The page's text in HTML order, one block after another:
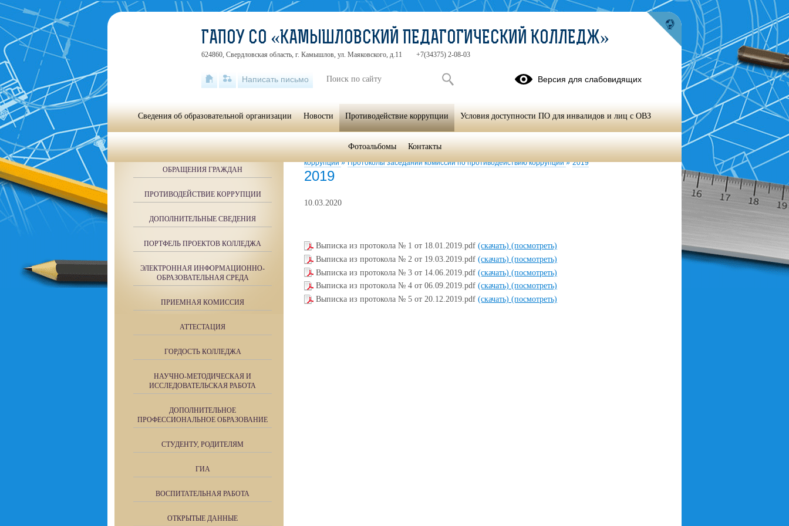
Противодействие коррупции»
коррупции» Протоколы заседаний комиссии по противодействию коррупции» 2019
2019
10.03.2020
Выписка из протокола № 1 от 18.01.2019.pdf (скачать) (посмотреть)
Выписка из протокола № 2 от 19.03.2019.pdf (скачать) (посмотреть)
Выписка из протокола № 3 от 14.06.2019.pdf (скачать) (посмотреть)
Выписка из протокола № 4 от 06.09.2019.pdf (скачать) (посмотреть)
Выписка из протокола № 5 от 20.12.2019.pdf (скачать) (посмотреть)
ОБРАЩЕНИЯ ГРАЖДАН
ПРОТИВОДЕЙСТВИЕ КОРРУПЦИИ
ДОПОЛНИТЕЛЬНЫЕ СВЕДЕНИЯ
ПОРТФЕЛЬ ПРОЕКТОВ КОЛЛЕДЖА
ЭЛЕКТРОННАЯ ИНФОРМАЦИОННО-
ОБРАЗОВАТЕЛЬНАЯ СРЕДА
ПРИЕМНАЯ КОМИССИЯ
АТТЕСТАЦИЯ
ГОРДОСТЬ КОЛЛЕДЖА
НАУЧНО-МЕТОДИЧЕСКАЯ И
ИССЛЕДОВАТЕЛЬСКАЯ РАБОТА
ДОПОЛНИТЕЛЬНОЕ
ПРОФЕССИОНАЛЬНОЕ ОБРАЗОВАНИЕ
СТУДЕНТУ, РОДИТЕЛЯМ
ГИА
ВОСПИТАТЕЛЬНАЯ РАБОТА
ОТКРЫТЫЕ ДАННЫЕ
ГАПОУ СО «КАМЫШЛОВСКИЙ ПЕДАГОГИЧЕСКИЙ КОЛЛЕДЖ»
624860, Свердловская область, г. Камышлов, ул. Маяковского, д.11 +7(34375) 2-08-03
Написать письмо Версия для слабовидящих
Сведения об образовательной организации Новости Противодействие коррупции Условия доступности ПО для инвалидов и лиц с ОВЗ
Фотоальбомы Контакты